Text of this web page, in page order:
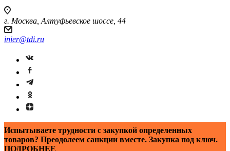
г. Москва, Алтуфьевское шоссе, 44
inier@tdi.ru
Испытываете трудности с закупкой определенных
товаров? Преодолеем санкции вместе. Закупка под ключ.
ПОДРОБНЕЕ